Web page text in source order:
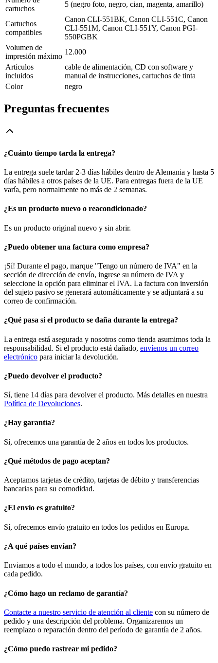
cartuchos
5 (negro foto, negro, cian, magenta, amarillo)
Cartuchos
compatibles
Canon CLI-551BK, Canon CLI-551C, Canon
CLI-551M, Canon CLI-551Y, Canon PGI-
550PGBK
Volumen de
impresión máximo
12.000
Artículos
incluidos
cable de alimentación, CD con software y
manual de instrucciones, cartuchos de tinta
Color
negro
Preguntas frecuentes
¿Cuánto tiempo tarda la entrega?
La entrega suele tardar 2-3 días hábiles dentro de Alemania y hasta 5
días hábiles a otros países de la UE. Para entregas fuera de la UE
varía, pero normalmente no más de 2 semanas.
¿Es un producto nuevo o reacondicionado?
Es un producto original nuevo y sin abrir.
¿Puedo obtener una factura como empresa?
¡Sí! Durante el pago, marque "Tengo un número de IVA" en la
sección de dirección de envío, ingrese su número de IVA y
seleccione la opción para eliminar el IVA. La factura con inversión
del sujeto pasivo se generará automáticamente y se adjuntará a su
correo de confirmación.
¿Qué pasa si el producto se daña durante la entrega?
La entrega está asegurada y nosotros como tienda asumimos toda la
responsabilidad. Si el producto está dañado, envíenos un correo
electrónico para iniciar la devolución.
¿Puedo devolver el producto?
Sí, tiene 14 días para devolver el producto. Más detalles en nuestra
Política de Devoluciones.
¿Hay garantía?
Sí, ofrecemos una garantía de 2 años en todos los productos.
¿Qué métodos de pago aceptan?
Aceptamos tarjetas de crédito, tarjetas de débito y transferencias
bancarias para su comodidad.
¿El envío es gratuito?
Sí, ofrecemos envío gratuito en todos los pedidos en Europa.
¿A qué países envían?
Enviamos a todo el mundo, a todos los países, con envío gratuito en
cada pedido.
¿Cómo hago un reclamo de garantía?
Contacte a nuestro servicio de atención al cliente con su número de
pedido y una descripción del problema. Organizaremos un
reemplazo o reparación dentro del período de garantía de 2 años.
¿Cómo puedo rastrear mi pedido?